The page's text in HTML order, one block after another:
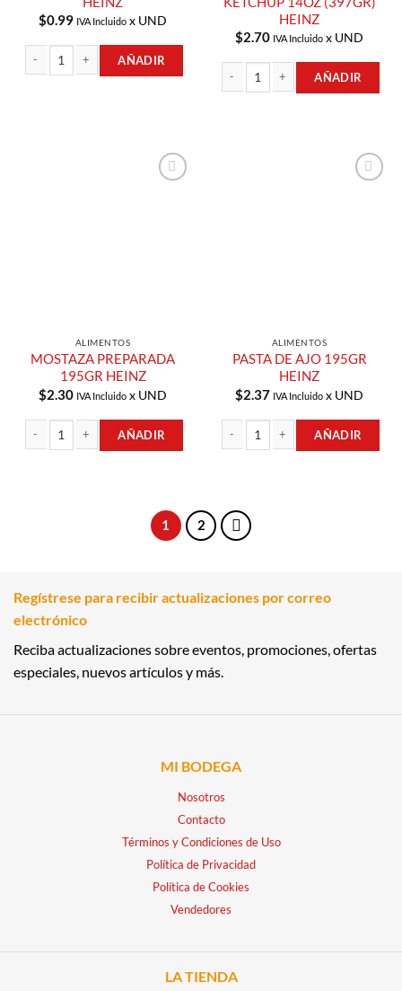
$0.99 IVA Incluido x UND
AÑADIR
HEINZ
$2.70 IVA Incluido x UND
AÑADIR
ALIMENTOS
MOSTAZA PREPARADA
195GR HEINZ
$2.30 IVA Incluido x UND
AÑADIR
ALIMENTOS
PASTA DE AJO 195GR
HEINZ
$2.37 IVA Incluido x UND
AÑADIR
1 2
Regístrese para recibir actualizaciones por correo
electrónico
Reciba actualizaciones sobre eventos, promociones, ofertas
especiales, nuevos artículos y más.
MI BODEGA
Nosotros
Contacto
Términos y Condiciones de Uso
Política de Privacidad
Política de Cookies
Vendedores
LA TIENDA